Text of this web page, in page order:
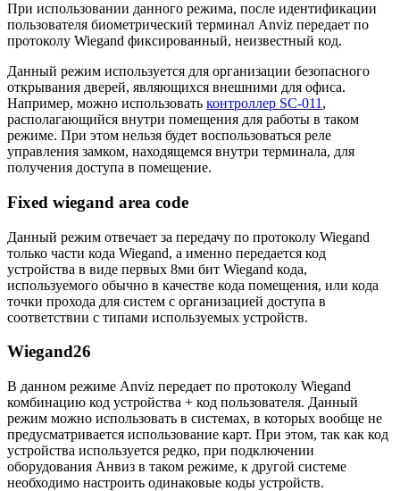
При использовании данного режима, после идентификации
пользователя биометрический терминал Anviz передает по
протоколу Wiegand фиксированный, неизвестный код.
Данный режим используется для организации безопасного
открывания дверей, являющихся внешними для офиса.
Например, можно использовать контроллер SC-011 ,
располагающийся внутри помещения для работы в таком
режиме. При этом нельзя будет воспользоваться реле
управления замком, находящемся внутри терминала, для
получения доступа в помещение.
Fixed wiegand area code
Данный режим отвечает за передачу по протоколу Wiegand
только части кода Wiegand, а именно передается код
устройства в виде первых 8ми бит Wiegand кода,
используемого обычно в качестве кода помещения, или кода
точки прохода для систем с организацией доступа в
соответствии с типами используемых устройств.
Wiegand26
В данном режиме Anviz передает по протоколу Wiegand
комбинацию код устройства + код пользователя. Данный
режим можно использовать в системах, в которых вообще не
предусматривается использование карт. При этом, так как код
устройства используется редко, при подключении
оборудования Анвиз в таком режиме, к другой системе
необходимо настроить одинаковые коды устройств.